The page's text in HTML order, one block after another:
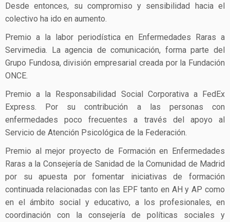
Desde entonces, su compromiso y sensibilidad hacia el
colectivo ha ido en aumento.
Premio a la labor periodística en Enfermedades Raras a
Servimedia. La agencia de comunicación, forma parte del
Grupo Fundosa, división empresarial creada por la Fundación
ONCE.
Premio a la Responsabilidad Social Corporativa a FedEx
Express. Por su contribución a las personas con
enfermedades poco frecuentes a través del apoyo al
Servicio de Atención Psicológica de la Federación.
Premio al mejor proyecto de Formación en Enfermedades
Raras a la Consejería de Sanidad de la Comunidad de Madrid
por su apuesta por fomentar iniciativas de formación
continuada relacionadas con las EPF tanto en AH y AP como
en el ámbito social y educativo, a los profesionales, en
coordinación con la consejería de políticas sociales y